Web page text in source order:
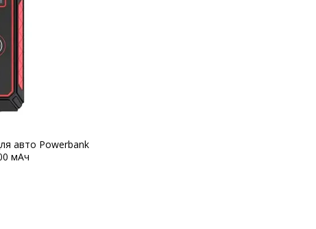
авто Powerbank
мАч